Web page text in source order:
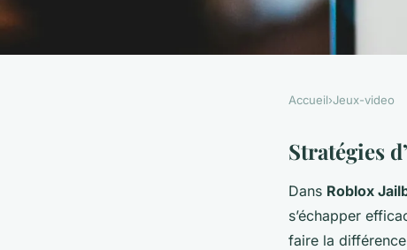
Secrets infaillibles
prison dans Roblox
Accueil›Jeux-video
Stratégies
Dans Roblox
s’échapper
faire la